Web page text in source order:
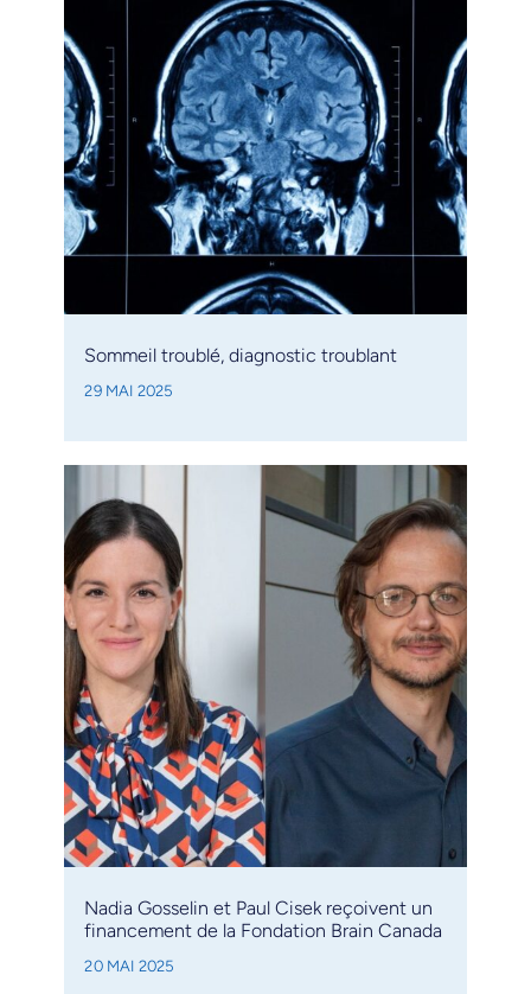
Sommeil troublé, diagnostic troublant
29 MAI 2025
Nadia Gosselin et Paul Cisek reçoivent un
financement de la Fondation Brain Canada
20 MAI 2025